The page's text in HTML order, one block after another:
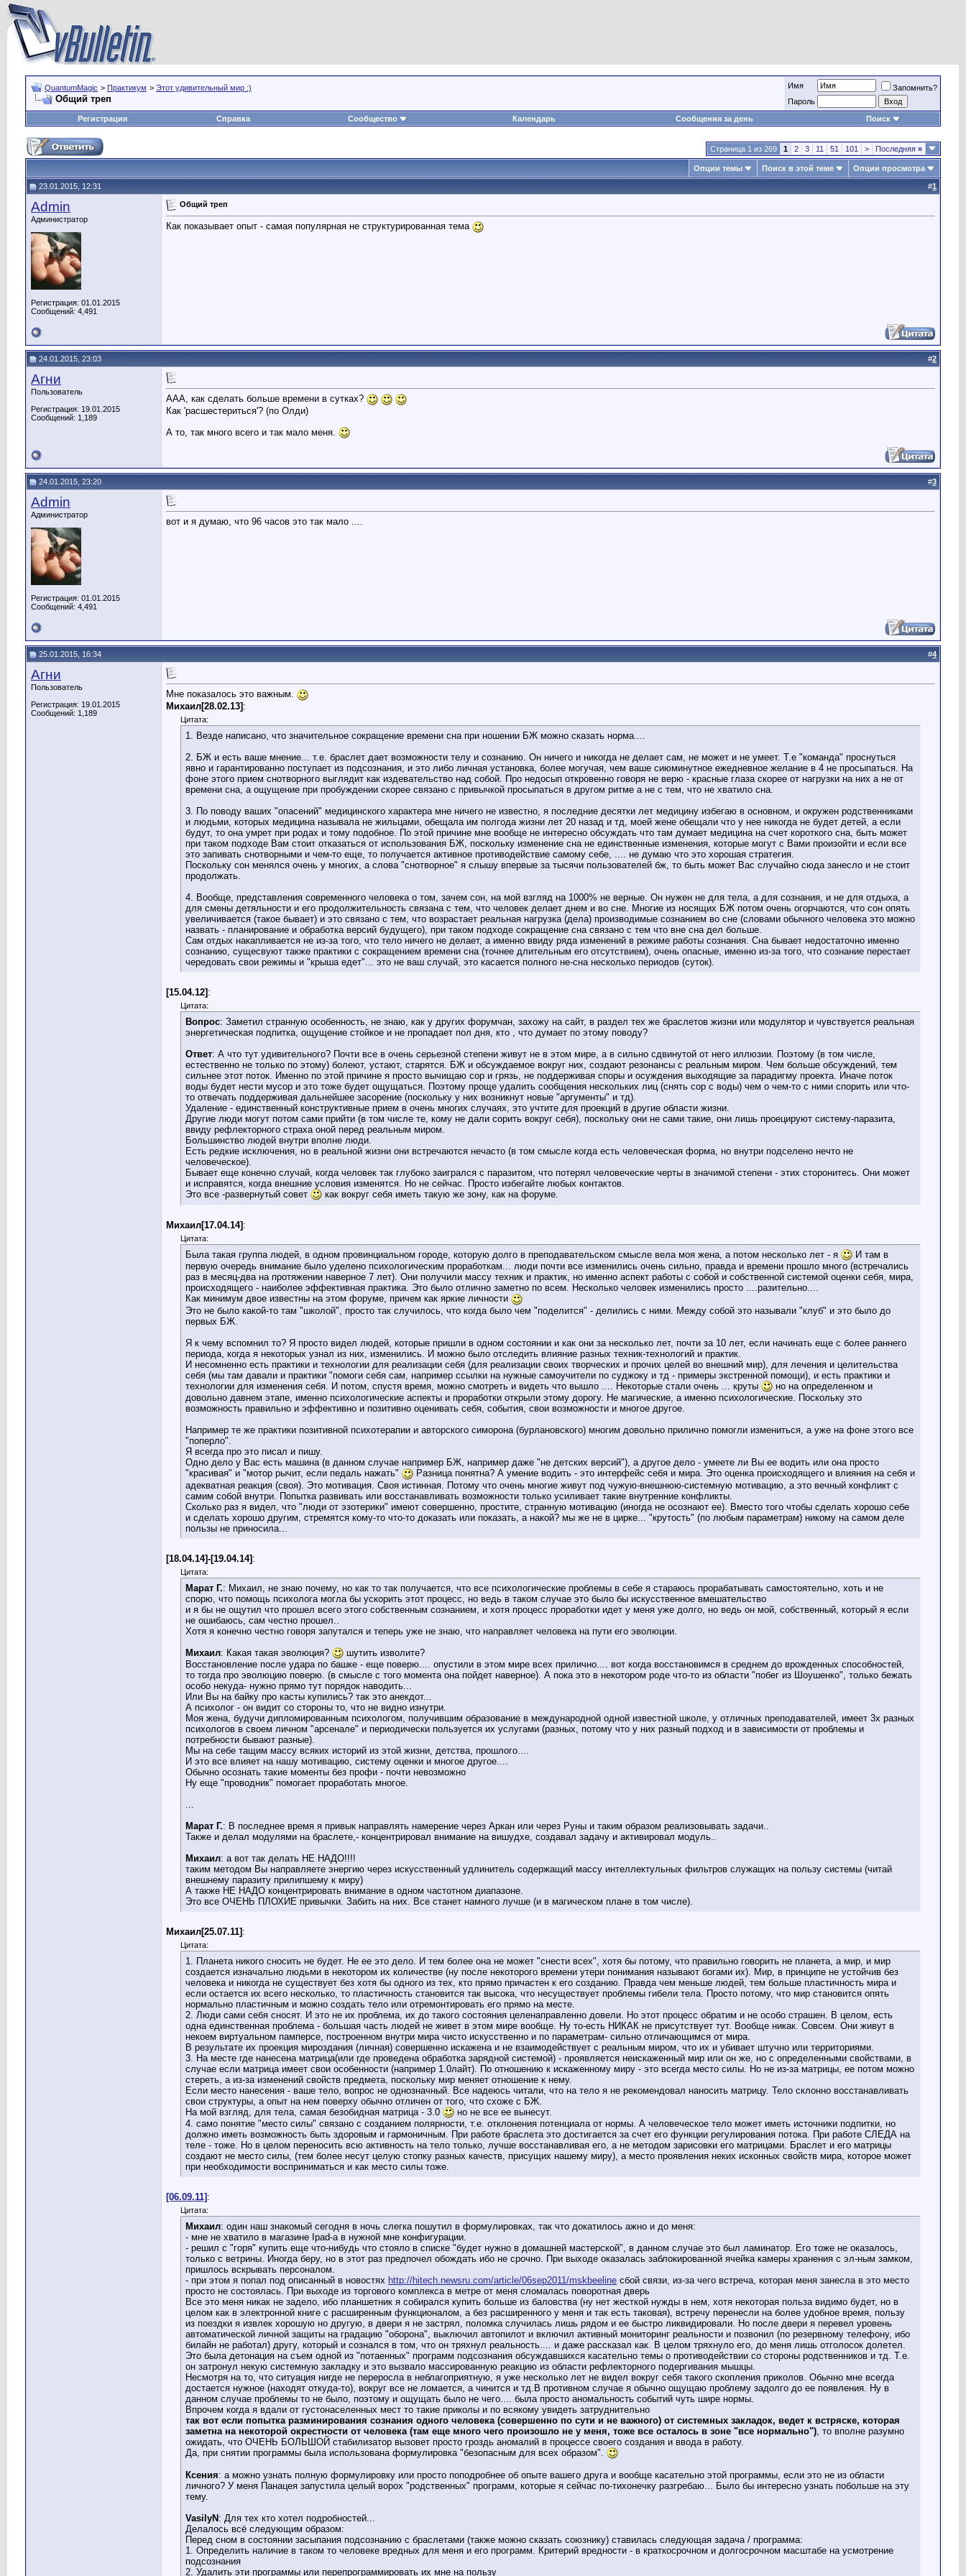
QuantumMagic > Практикум > Этот удивительный мир :)
Общий треп
Имя
Запомнить?
Пароль
Регистрация
Справка Сообщество Календарь Сообщения за день Поиск
Страница 1 из 269 1 2 3 11 51 101 > Последняя »
Опции темы Поиск в этой теме Опции просмотра
23.01.2015, 12:31 #1
Admin
Администратор
Регистрация: 01.01.2015
Сообщений: 4,491
Общий треп
Как показывает опыт - самая популярная не структурированная тема
24.01.2015, 23:03 #2
Агни
Пользователь
Регистрация: 19.01.2015
Сообщений: 1,189
ААА, как сделать больше времени в сутках?
Как 'расшестериться'? (по Олди)
А то, так много всего и так мало меня.
24.01.2015, 23:20 #3
Admin
Администратор
Регистрация: 01.01.2015
Сообщений: 4,491
вот и я думаю, что 96 часов это так мало ....
25.01.2015, 16:34 #4
Агни
Пользователь
Регистрация: 19.01.2015
Сообщений: 1,189
Мне показалось это важным.
Михаил[28.02.13] :
Цитата:
1. Везде написано, что значительное сокращение времени сна при ношении БЖ можно сказать норма....
2. БЖ и есть ваше мнение... т.е. браслет дает возможности телу и сознанию. Он ничего и никогда не делает сам, не может и не умеет. Т.е "команда" проснуться
явно и гарантированно поступает из подсознания, и это либо личная установка, более могучая, чем ваше сиюминутное ежедневное желание в 4 не просыпаться. На
фоне этого прием снотворного выглядит как издевательство над собой. Про недосып откровенно говоря не верю - красные глаза скорее от нагрузки на них а не от
времени сна, а ощущение при пробуждении скорее связано с привычкой просыпаться в другом ритме а не с тем, что не хватило сна.
3. По поводу ваших "опасений" медицинского характера мне ничего не известно, я последние десятки лет медицину избегаю в основном, и окружен родственниками
и людьми, которых медицина называла не жильцами, обещала им полгода жизни лет 20 назад и тд, моей жене обещали что у нее никогда не будет детей, а если
будут, то она умрет при родах и тому подобное. По этой причине мне вообще не интересно обсуждать что там думает медицина на счет короткого сна, быть может
при таком подходе Вам стоит отказаться от использования БЖ, поскольку изменение сна не единственные изменения, которые могут с Вами произойти и если все
это запивать снотворными и чем-то еще, то получается активное противодействие самому себе, .... не думаю что это хорошая стратегия.
Поскольку сон менялся очень у многих, а слова "снотворное" я слышу впервые за тысячи пользователей бж, то быть может Вас случайно сюда занесло и не стоит
продолжать.
4. Вообще, представления современного человека о том, зачем сон, на мой взгляд на 1000% не верные. Он нужен не для тела, а для сознания, и не для отдыха, а
для смены детяльности и его продолжительность связана с тем, что человек делает днем и во сне. Многие из носящих БЖ потом очень огорчаются, что сон опять
увеличивается (такое бывает) и это связано с тем, что возрастает реальная нагрузка (дела) производимые сознанием во сне (словами обычного человека это можно
назвать - планирование и обработка версий будущего), при таком подходе сокращение сна связано с тем что вне сна дел больше.
Сам отдых накапливается не из-за того, что тело ничего не делает, а именно ввиду ряда изменений в режиме работы сознания. Сна бывает недостаточно именно
сознанию, сущесвуют также практики с сокращением времени сна (точнее длительным его отсутствием), очень опасные, именно из-за того, что сознание перестает
чередовать свои режимы и "крыша едет"... это не ваш случай, это касается полного не-сна несколько периодов (суток).
[15.04.12] :
Цитата:
Вопрос: Заметил странную особенность, не знаю, как у других форумчан, захожу на сайт, в раздел тех же браслетов жизни или модулятор и чувствуется реальная
энергетическая подпитка, ощущение стойкое и не пропадает пол дня, кто , что думает по этому поводу?
Ответ: А что тут удивительного? Почти все в очень серьезной степени живут не в этом мире, а в сильно сдвинутой от него иллюзии. Поэтому (в том числе,
естественно не только по этому) болеют, устают, старятся. БЖ и обсуждаемое вокруг них, создают резонансы с реальным миром. Чем больше обсуждений, тем
сильнее этот поток. Именно по этой причине я просто вычищаю сор и грязь, не поддерживая споры и осуждения выходящие за парадигму проекта. Иначе поток
воды будет нести мусор и это тоже будет ощущаться. Поэтому проще удалить сообщения нескольких лиц (снять сор с воды) чем о чем-то с ними спорить или что-
то отвечать поддерживая дальнейшее засорение (поскольку у них возникнут новые "аргументы" и тд).
Удаление - единственный конструктивные прием в очень многих случаях, это учтите для проекций в другие области жизни.
Другие люди могут потом сами прийти (в том числе те, кому не дали сорить вокруг себя), поскольку они не сами такие, они лишь проецируют систему-паразита,
ввиду рефлекторного страха оной перед реальным миром.
Большинство людей внутри вполне люди.
Есть редкие исключения, но в реальной жизни они встречаются нечасто (в том смысле когда есть человеческая форма, но внутри подселено нечто не
человеческое).
Бывает еще конечно случай, когда человек так глубоко заигрался с паразитом, что потерял человеческие черты в значимой степени - этих сторонитесь. Они может
и исправятся, когда внешние условия изменятся. Но не сейчас. Просто избегайте любых контактов.
Это все -развернутый совет
как вокруг себя иметь такую же зону, как на форуме.
Михаил[17.04.14] :
Цитата:
Была такая группа людей, в одном провинциальном городе, которую долго в преподавательском смысле вела моя жена, а потом несколько лет - я
И там в
первую очередь внимание было уделено психологическим проработкам... люди почти все изменились очень сильно, правда и времени прошло много (встречались
раз в месяц-два на протяжении наверное 7 лет). Они получили массу техник и практик, но именно аспект работы с собой и собственной системой оценки себя, мира,
происходящего - наиболее эффективная практика. Это было отлично заметно по всем. Несколько человек изменились просто ....разительно....
Как минимум двое известны на этом форуме, причем как яркие личности
Это не было какой-то там "школой", просто так случилось, что когда было чем "поделится" - делились с ними. Между собой это называли "клуб" и это было до
первых БЖ.
Я к чему вспомнил то? Я просто видел людей, которые пришли в одном состоянии и как они за несколько лет, почти за 10 лет, если начинать еще с более раннего
периода, когда я некоторых узнал из них, изменились. И можно было отследить влияние разных техник-технологий и практик.
И несомненно есть практики и технологии для реализации себя (для реализации своих творческих и прочих целей во внешний мир), для лечения и целительства
себя (мы там давали и практики "помоги себя сам, например ссылки на нужные самоучители по суджоку и тд - примеры экстренной помощи), и есть практики и
технологии для изменения себя. И потом, спустя время, можно смотреть и видеть что вышло .... Некоторые стали очень ... круты
но на определенном и
довольно давнем этапе, именно психологические аспекты и проработки открыли этому дорогу. Не магические, а именно психологические. Поскольку это
возможность правильно и эффективно и позитивно оценивать себя, события, свои возможности и многое другое.
Например те же практики позитивной психотерапии и авторского симорона (бурлановского) многим довольно прилично помогли измениться, а уже на фоне этого все
"поперло".
Я всегда про это писал и пишу.
Одно дело у Вас есть машина (в данном случае например БЖ, например даже "не детских версий"), а другое дело - умеете ли Вы ее водить или она просто
"красивая" и "мотор рычит, если педаль нажать"
Разница понятна? А умение водить - это интерфейс себя и мира. Это оценка происходящего и влияния на себя и
адекватная реакция (своя). Это мотивация. Своя истинная. Потому что очень многие живут под чужую-внешнюю-системную мотивацию, а это вечный конфликт с
самим собой внутри. Попытка развивать или восстанавливать возможности только усиливает такие внутренние конфликты.
Сколько раз я видел, что "люди от эзотерики" имеют совершенно, простите, странную мотивацию (иногда не осознают ее). Вместо того чтобы сделать хорошо себе
и сделать хорошо другим, стремятся кому-то что-то доказать или показать, а накой? мы же не в цирке... "крутость" (по любым параметрам) никому на самом деле
пользы не приносила...
[18.04.14]-[19.04.14] :
Цитата:
Марат Г.: Михаил, не знаю почему, но как то так получается, что все психологические проблемы в себе я стараюсь прорабатывать самостоятельно, хоть и не
спорю, что помощь психолога могла бы ускорить этот процесс, но ведь в таком случае это было бы искусственное вмешательство
и я бы не ощутил что прошел всего этого собственным сознанием, и хотя процесс проработки идет у меня уже долго, но ведь он мой, собственный, который я если
не ошибаюсь, сам честно прошел..
Хотя я конечно честно говоря запутался и теперь уже не знаю, что направляет человека на пути его эволюции.
Михаил: Какая такая эволюция?
шутить изволите?
Восстановление после удара по башке - еще поверю.... опустили в этом мире всех прилично.... вот когда восстановимся в среднем до врожденных способностей,
то тогда про эволюцию поверю. (в смысле с того момента она пойдет наверное). А пока это в некотором роде что-то из области "побег из Шоушенко", только бежать
особо некуда- нужно прямо тут порядок наводить...
Или Вы на байку про касты купились? так это анекдот...
А психолог - он видит со стороны то, что не видно изнутри.
Моя жена, будучи дипломированным психологом, получившим образование в международной одной известной школе, у отличных преподавателей, имеет 3х разных
психологов в своем личном "арсенале" и периодически пользуется их услугами (разных, потому что у них разный подход и в зависимости от проблемы и
потребности бывают разные).
Мы на себе тащим массу всяких историй из этой жизни, детства, прошлого....
И это все влияет на нашу мотивацию, систему оценки и многое другое....
Обычно осознать такие моменты без профи - почти невозможно
Ну еще "проводник" помогает проработать многое.
...
Марат Г.: В последнее время я привык направлять намерение через Аркан или через Руны и таким образом реализовывать задачи..
Также и делал модулями на браслете,- концентрировал внимание на вишудхе, создавал задачу и активировал модуль..
Михаил: а вот так делать НЕ НАДО!!!!
таким методом Вы направляете энергию через искусственный удлинитель содержащий массу интеллектульных фильтров служащих на пользу системы (читай
внешнему паразиту прилипшему к миру)
А также НЕ НАДО концентрировать внимание в одном частотном диапазоне.
Это все ОЧЕНЬ ПЛОХИЕ привычки. Забить на них. Все станет намного лучше (и в магическом плане в том числе).
Михаил[25.07.11] :
Цитата:
1. Планета никого сносить не будет. Не ее это дело. И тем более она не может "снести всех", хотя бы потому, что правильно говорить не планета, а мир, и мир
создается изначально людьми в некотором их количестве (ну после некоторого времени утери понимания называют богами их). Мир, в принципе не устойчив без
человека и никогда не существует без хотя бы одного из тех, кто прямо причастен к его созданию. Правда чем меньше людей, тем больше пластичность мира и
если остается их всего несколько, то пластичность становится так высока, что несуществует проблемы гибели тела. Просто потому, что мир становится опять
нормально пластичным и можно создать тело или отремонтировать его прямо на месте.
2. Люди сами себя сносят. И это не их проблема, их до такого состояния целенаправленно довели. Но этот процесс обратим и не особо страшен. В целом, есть
одна единственная проблема - большая часть людей не живет в этом мире вообще. Ну то-есть НИКАК не присутствует тут. Вообще никак. Совсем. Они живут в
некоем виртуальном памперсе, построенном внутри мира чисто искусственно и по параметрам- сильно отличающимся от мира.
В результате их проекция мироздания (личная) совершенно искажена и не взаимодействует с реальным миром, что их и убивает штучно или территориями.
3. На месте где нанесена матрица(или где проведена обработка зарядной системой) - проявляется неискаженный мир или он же, но с определенными свойствами, в
случае если матрица имеет свои особенности (например 1.0лайт). По отношению к искаженному миру - это всегда место силы. Но не из-за матрицы, ее потом можно
стереть, а из-за изменений свойств предмета, поскольку мир меняет отношение к нему.
Если место нанесения - ваше тело, вопрос не однозначный. Все надеюсь читали, что на тело я не рекомендовал наносить матрицу. Тело склонно восстанавливать
свои структуры, а опыт на нем поверху обычно отличен от того, что схоже с БЖ.
На мой взгляд, для тела, самая безобидная матрица - 3.0
но не все ее вынесут.
4. само понятие "место силы" связано с созданием полярности, т.е. отклонения потенциала от нормы. А человеческое тело может иметь источники подпитки, но
должно иметь возможность быть здоровым и гармоничным. При работе браслета это достигается за счет его функции регулирования потока. При работе СЛЕДА на
теле - тоже. Но в целом переносить всю активность на тело только, лучше восстанавливая его, а не методом зарисовки его матрицами. Браслет и его матрицы
создают не место силы, (тем более несут целую стопку разных качеств, присущих нашему миру), а место проявления неких исконных свойств мира, которое может
при необходимости восприниматься и как место силы тоже.
[06.09.11] :
Цитата:
Михаил: один наш знакомый сегодня в ночь слегка пошутил в формулировках, так что докатилось ажно и до меня:
- мне не хватило в магазине Ipad-a в нужной мне конфигурации.
- решил с "горя" купить еще что-нибудь что стояло в списке "будет нужно в домашней мастерской", в данном случае это был ламинатор. Его тоже не оказалось,
только с ветрины. Иногда беру, но в этот раз предпочел обождать ибо не срочно. При выходе оказалась заблокированной ячейка камеры хранения с эл-ным замком,
пришлось вскрывать персоналом.
- при этом я попал под описанный в новостях http://hitech.newsru.com/article/06sep2011/mskbeeline сбой связи, из-за чего встреча, которая меня занесла в это место
просто не состоялась. При выходе из торгового комплекса в метре от меня сломалась поворотная дверь
Все это меня никак не задело, ибо планшетник я собирался купить больше из баловства (ну нет жесткой нужды в нем, хотя некоторая польза видимо будет, но в
целом как в электронной книге с расширенным функционалом, а без расширенного у меня и так есть таковая), встречу перенесли на более удобное время, пользу
из поездки я извлек хорошую но другую, в двери я не застрял, поломка случилась лишь рядом и ее быстро ликвидировали. Но после двери я перевел уровень
автоматической личной защиты на градацию "оборона", выключил автопилот и включил активный мониторинг реальности и позвонил (по резервному телефону, ибо
билайн не работал) другу, который и сознался в том, что он тряхнул реальность.... и даже рассказал как. В целом тряхнуло его, до меня лишь отголосок долетел.
Это была детонация на съем одной из "потаенных" программ подсознания обсуждавшихся касательно темы о противодействии со стороны родственников и тд. Т.е.
он затронул некую системную закладку и это вызвало массированную реакцию из области рефлекторного подергивания мышцы.
Несмотря на то, что ситуация нигде не переросла в неблагоприятную, я уже несколько лет не видел вокруг себя такого скопления приколов. Обычно мне всегда
достается нужное (находят откуда-то), вокруг все не ломается, а чинится и тд.В противном случае я обычно ощущаю проблему задолго до ее появления. Ну в
данном случае проблемы то не было, поэтому и ощущать было не чего.... была просто аномальность событий чуть шире нормы.
Впрочем когда я вдали от густонаселенных мест то такие приколы и по всякому увидеть затруднительно
так вот если попытка разминирования сознания одного человека (совершенно по сути и не важного) от системных закладок, ведет к встряске, которая
заметна на некоторой окрестности от человека (там еще много чего произошло не у меня, тоже все осталось в зоне "все нормально") , то вполне разумно
ожидать, что ОЧЕНЬ БОЛЬШОЙ стабилизатор вызовет просто гроздь аномалий в процессе своего создания и ввода в работу.
Да, при снятии программы была использована формулировка "безопасным для всех образом".
Ксения: а можно узнать полную формулировку или просто поподробнее об опыте вашего друга и вообще касательно этой программы, если это не из области
личного? У меня Панацея запустила целый ворох "родственных" программ, которые я сейчас по-тихонечку разгребаю... Было бы интересно узнать побольше на эту
тему.
VasilyN : Для тех кто хотел подробностей...
Делалось всё следующим образом:
Перед сном в состоянии засыпания подсознанию с браслетами (также можно сказать союзнику) ставилась следующая задача / программа:
1. Определить наличие в таком то человеке вредных для меня и его программ. Критерий вредности - в краткосрочном и долгосрочном масштабе на усмотрение
подсознания
2. Удалить эти программы или перепрограммировать их мне на пользу